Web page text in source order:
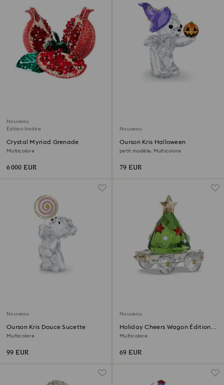
Nouveau
Édition limitée
Crystal Myriad Grenade
Multicolore
6 000 EUR
Nouveau
Ourson Kris Halloween
petit modèle, Multicolore
79 EUR
Nouveau
Ourson Kris Douce Sucette
Multicolore
99 EUR
Nouveau
Holiday Cheers Wagon Édition
Annuelle 2026
Multicolore
69 EUR